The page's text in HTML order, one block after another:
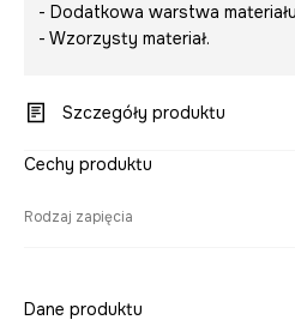
- Dodatkowa warstwa
- Wzorzysty materiał.
Szczegóły produktu
Cechy produktu
Rodzaj zapięcia
Dane produktu